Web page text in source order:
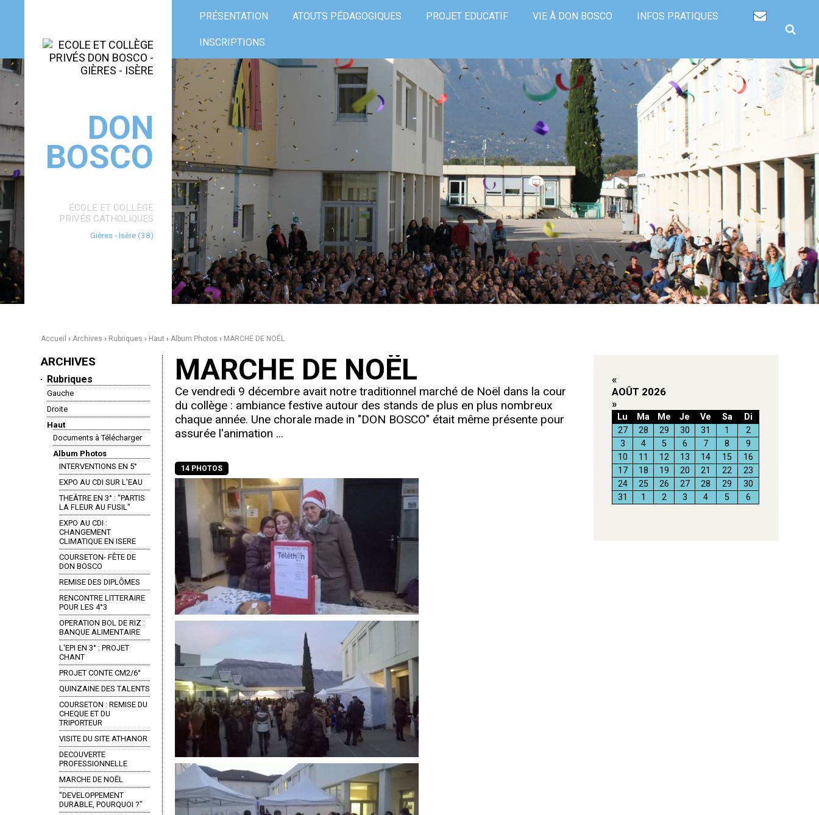
DON
BOSCO
ÉCOLE ET COLLÈGE
PRIVÉS CATHOLIQUES
Gières - Isère (38)
PRÉSENTATION ATOUTS PÉDAGOGIQUES PROJET EDUCATIF VIE À DON BOSCO INFOS PRATIQUES
INSCRIPTIONS
Accueil ›Archives › Rubriques › Haut ›Album Photos › MARCHE DE NOËL
NAVIGATION
ARCHIVES
Rubriques
Gauche
Droite
Haut
Documents à Télécharger
Album Photos
INTERVENTIONS EN 5°
EXPO AU CDI SUR L'EAU
THEÂTRE EN 3° : "PARTIS
LA FLEUR AU FUSIL"
EXPO AU CDI :
CHANGEMENT
CLIMATIQUE EN ISERE
COURSETON- FÊTE DE
DON BOSCO
REMISE DES DIPLÔMES
RENCONTRE LITTERAIRE
POUR LES 4°3
OPERATION BOL DE RIZ :
BANQUE ALIMENTAIRE
L'EPI EN 3° : PROJET
CHANT
PROJET CONTE CM2/6°
QUINZAINE DES TALENTS
COURSETON : REMISE DU
CHEQUE ET DU
TRIPORTEUR
VISITE DU SITE ATHANOR
DECOUVERTE
PROFESSIONNELLE
MARCHE DE NOËL
"DEVELOPPEMENT
DURABLE, POURQUOI ?"
«
AOÛT 2026
»
Lu Ma Me Je Ve Sa
Di
27
28 29 30 31 1
2
3
4 5 6 7 8
9
10
11 12 13 14 15
16
17
18 19 20 21 22
23
24
25 26 27 28 29
30
31
1 2 3 4 5 6
MARCHE DE NOËL
Ce vendredi 9 décembre avait notre traditionnel marché de Noël dans la cour
du collège : ambiance festive autour des stands de plus en plus nombreux
chaque année. Une chorale made in "DON BOSCO" était même présente pour
assurée l'animation ...
14 PHOTOS